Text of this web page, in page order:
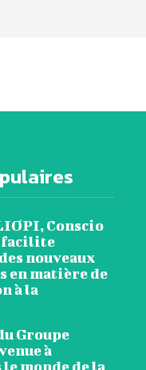
Conscio
facilite
nouveaux
en matière de
à la
Groupe
à